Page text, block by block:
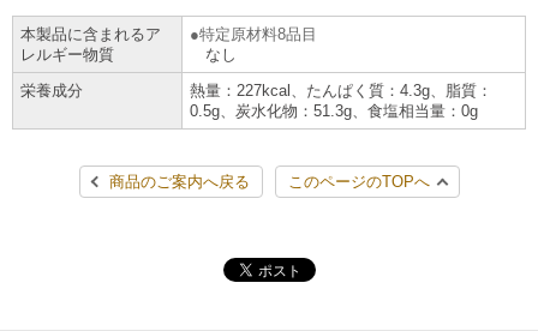
チケット
プリペイドサービス
スマホプリペイド
コインランドリー（店舗限定）
JTB
国内店舗数
売上高、店舗数推移
セブン‐イレブンの「商品力」
4VISIONS
サステナビリティニュース
English (Corporate)
English (Services)
한국어(서비스)
本製品に含まれるア
レルギー物質
特定原材料8品目
なし
栄養成分
熱量：227kcal、たんぱく質：4.3g、脂質：
0.5g、炭水化物：51.3g、食塩相当量：0g
商品のご案内へ戻る このページのTOPへ